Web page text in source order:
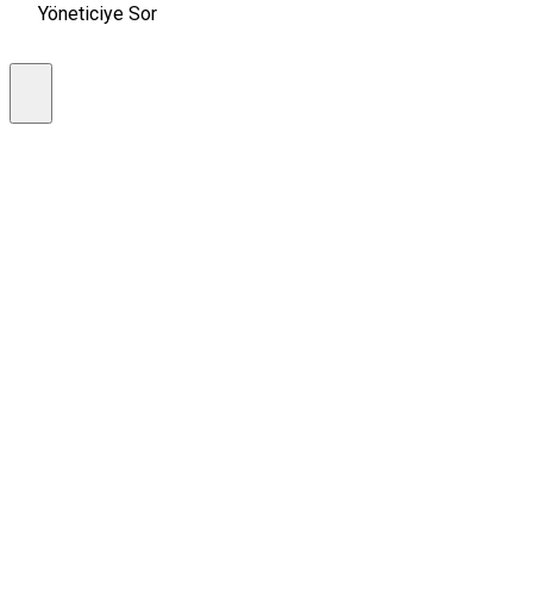
Yöneticiye Sor